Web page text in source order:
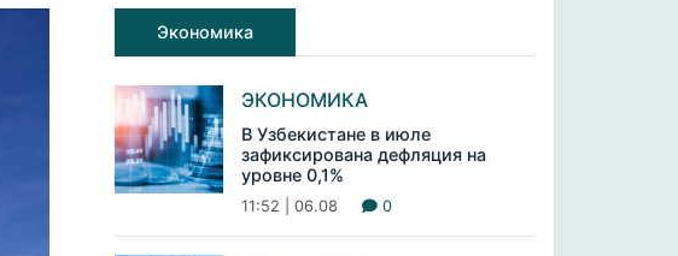
Экономика
ЭКОНОМИКА
В Узбекистане в июле
зафиксирована дефляция на
уровне 0,1%
11:52 | 06.08 0